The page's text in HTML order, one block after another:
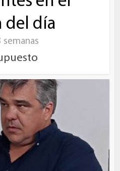
del día
semanas